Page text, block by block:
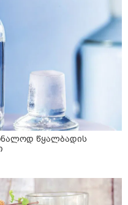
წყალბადის